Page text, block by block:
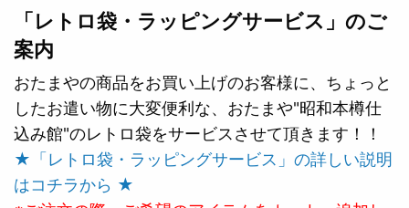
「レトロ袋・ラッピングサービス」のご
案内
おたまやの商品をお買い上げのお客様に、ちょっと
したお遣い物に大変便利な、おたまや"昭和本樽仕
込み館"のレトロ袋をサービスさせて頂きます！！
★「レトロ袋・ラッピングサービス」の詳しい説明
はコチラから ★